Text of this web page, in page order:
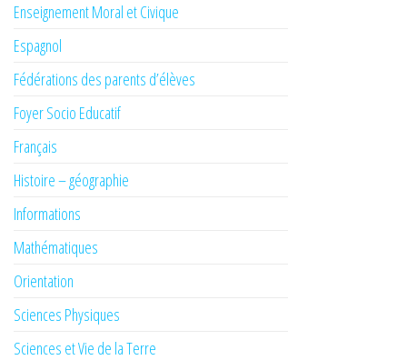
Enseignement Moral et Civique
Espagnol
Fédérations des parents d’élèves
Foyer Socio Educatif
Français
Histoire – géographie
Informations
Mathématiques
Orientation
Sciences Physiques
Sciences et Vie de la Terre